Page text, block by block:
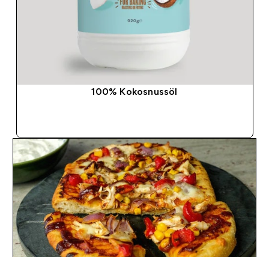
100% Kokosnussöl